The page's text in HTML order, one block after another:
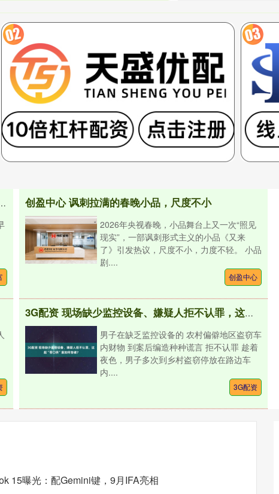
京，全市大部有小到中雨
创盈中心 讽刺拉满的春晚小品，尺度不小
2026年央视春晚，小品舞台上又一次“照见
现实”，一部讽刺形式主义的小品《又来
了》引发热议，尺度不小，力度不轻。 小品
剧....
创盈中心
3G配资 现场缺少监控设备、嫌疑人拒不认罪，这起“零口供”案如何告破？
男子在缺乏监控设备的 农村偏僻地区盗窃车
内财物 到案后编造种种谎言 拒不认罪 趁着
夜色，男子多次到乡村盗窃停放在路边车
内....
3G配资
15曝光：配Gemini键，9月IFA亮相